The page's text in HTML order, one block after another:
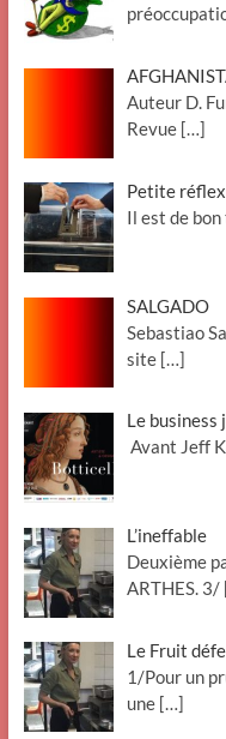
Auteur D.
Revue […]
Petite
Il est de
SALGADO
Sebastiao
site […]
Le
Avant Jeff
L’ineffable
Deuxième
ARTHES. 3/
Le Fruit
1/Pour un
une […]